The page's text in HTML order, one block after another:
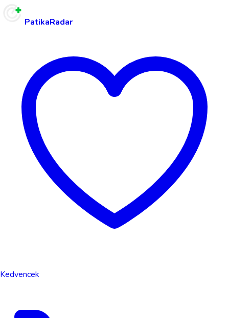
PatikaRadar
Kedvencek